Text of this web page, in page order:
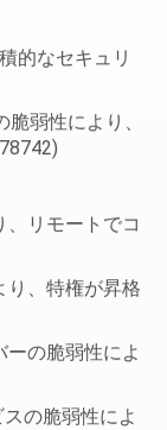
的なセキュリ
弱性により、
、リモートでコ
り、特権が昇格
ーの脆弱性によ
の脆弱性によ